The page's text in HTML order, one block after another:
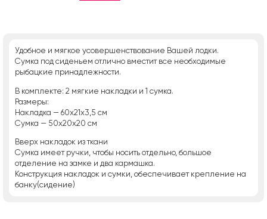
Удобное и мягкое усовершенствование Вашей лодки.
Сумка под сиденьем отлично вместит все необходимые
рыбацкие принадлежности.
В комплекте: 2 мягкие накладки и 1 сумка.
Размеры:
Накладка — 60х21х3,5 см
Сумка — 50х20х20 см
Вверх накладок из ткани
Сумка имеет ручки, чтобы носить отдельно, большое
отделение на замке и два кармашка.
Конструкция накладок и сумки, обеспечивает крепление на
банку(сидение)